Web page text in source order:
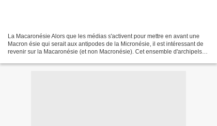
La Macaronésie Alors que les médias s'activent pour mettre en avant une
Macron ésie qui serait aux antipodes de la Micronésie, il est intéressant de
revenir sur la Macaronésie (et non Macronésie). Cet ensemble d'archipels